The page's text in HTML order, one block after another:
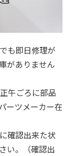
も即日修理が
がありません
午ごろに部品
ーツメーカー在
確認出来た状
い。（確認出